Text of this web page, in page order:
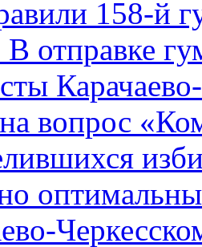
158-й
отправке
вопрос